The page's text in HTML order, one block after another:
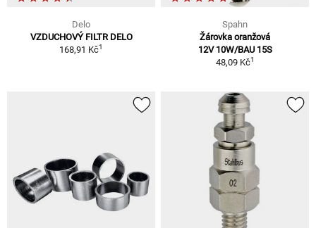
Delo
VZDUCHOVÝ FILTR DELO
168,91 Kč1
Spahn
Žárovka oranžová
12V 10W/BAU 15S
48,09 Kč1